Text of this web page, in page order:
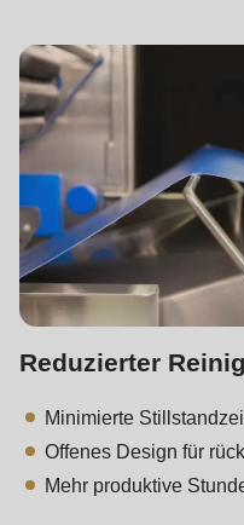
Reduzierter
Minimierte
Offenes Design für
Mehr produktive